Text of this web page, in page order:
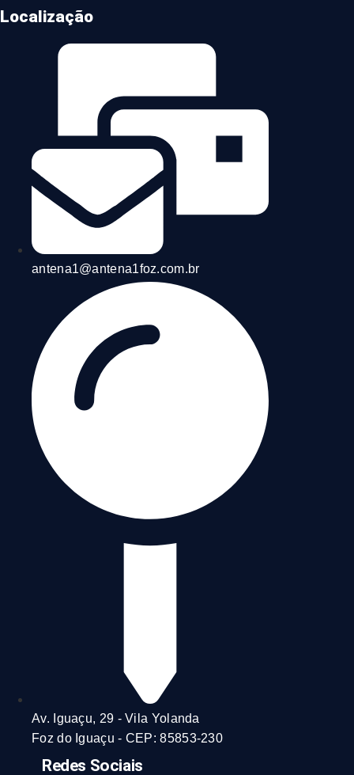
Localização
antena1@antena1foz.com.br
Av. Iguaçu, 29 - Vila Yolanda
Foz do Iguaçu - CEP: 85853-230
Redes Sociais